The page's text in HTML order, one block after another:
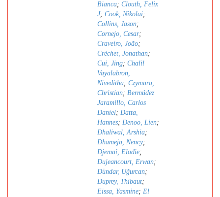
Bianca; Clouth, Felix
J; Cook, Nikolai;
Collins, Jason;
Cornejo, Cesar;
Craveiro, João;
Créchet, Jonathan;
Cui, Jing; Chalil
Vayalabron,
Niveditha; Czymara,
Christian; Bermúdez
Jaramillo, Carlos
Daniel; Datta,
Hannes; Denoo, Lien;
Dhaliwal, Arshia;
Dhameja, Nency;
Djemai, Elodie;
Dujeancourt, Erwan;
Dündar, Uǧurcan;
Duprey, Thibaut;
Eissa, Yasmine; El